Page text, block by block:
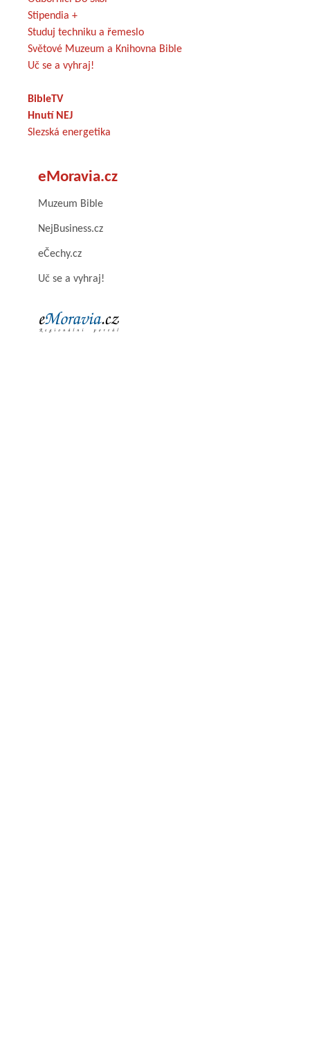
Stipendia +
Studuj techniku a řemeslo
Světové Muzeum a Knihovna Bible
Uč se a vyhraj!
BibleTV
Hnutí NEJ
Slezská energetika
eMoravia.cz
Muzeum Bible
NejBusiness.cz
eČechy.cz
Uč se a vyhraj!